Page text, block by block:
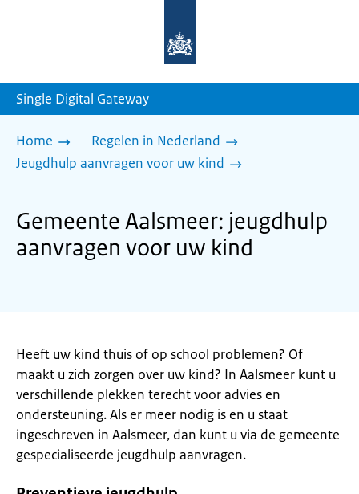
homepage
Single Digital Gateway
Home
Regelen in Nederland
Jeugdhulp aanvragen voor uw kind
Gemeente Aalsmeer: jeugdhulp
aanvragen voor uw kind
Heeft uw kind thuis of op school problemen? Of
maakt u zich zorgen over uw kind? In Aalsmeer kunt u
verschillende plekken terecht voor advies en
ondersteuning. Als er meer nodig is en u staat
ingeschreven in Aalsmeer, dan kunt u via de gemeente
gespecialiseerde jeugdhulp aanvragen.